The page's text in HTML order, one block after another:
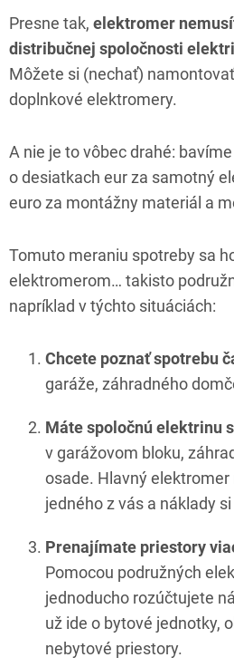
Presne tak, elektromer
distribučnej spoločnosti
Môžete si (nechať)
doplnkové elektromery.
A nie je to vôbec drahé:
o desiatkach eur za samotný
euro za montážny materiál a
Tomuto meraniu spotreby sa
elektromerom… takisto
napríklad v týchto situáciách:
Chcete poznať spotrebu
garáže, záhradného
Máte spoločnú elektrinu
v garážovom bloku,
osade. Hlavný
jedného z vás a náklady
Prenajímate priestory
Pomocou podružných
jednoducho rozúčtujete
už ide o bytové jednotky,
nebytové priestory.